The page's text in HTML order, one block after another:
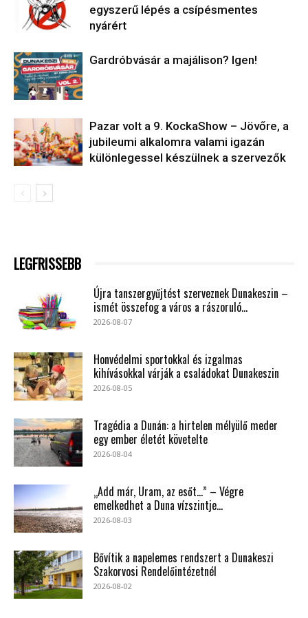
egyszerű lépés a csípésmentes
nyárért
Gardróbvásár a majálison? Igen!
Pazar volt a 9. KockaShow – Jövőre, a
jubileumi alkalomra valami igazán
különlegessel készülnek a szervezők
LEGFRISSEBB
Újra tanszergyűjtést szerveznek Dunakeszin –
ismét összefog a város a rászoruló...
2026-08-07
Honvédelmi sportokkal és izgalmas
kihívásokkal várják a családokat Dunakeszin
2026-08-05
Tragédia a Dunán: a hirtelen mélyülő meder
egy ember életét követelte
2026-08-04
„Add már, Uram, az esőt…” – Végre
emelkedhet a Duna vízszintje...
2026-08-03
Bővítik a napelemes rendszert a Dunakeszi
Szakorvosi Rendelőintézetnél
2026-08-02